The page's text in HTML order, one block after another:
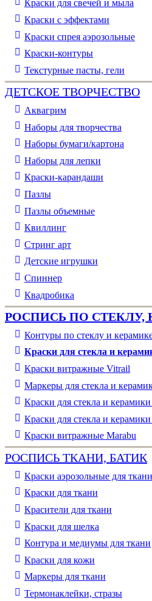
Краски для свечей и мыла
Краски с эффектами
Краски спрея аэрозольные
Краски-контуры
Текстурные пасты, гели
ДЕТСКОЕ ТВОРЧЕСТВО
Аквагрим
Наборы для творчества
Наборы бумаги/картона
Наборы для лепки
Краски-карандаши
Пазлы
Пазлы объемные
Квиллинг
Стринг арт
Детские игрушки
Спиннер
Квадробика
РОСПИСЬ ПО СТЕКЛУ,
Контуры по стеклу и
Краски для стекла и
Краски витражные Vitrail
Маркеры для стекла и
Краски для стекла и
Краски для стекла и
Краски витражные Marabu
РОСПИСЬ ТКАНИ, БАТИК
Краски аэрозольные для ткани
Краски для ткани
Красители для ткани
Краски для шелка
Контура и медиумы для ткани
Краски для кожи
Маркеры для ткани
Термонаклейки, стразы